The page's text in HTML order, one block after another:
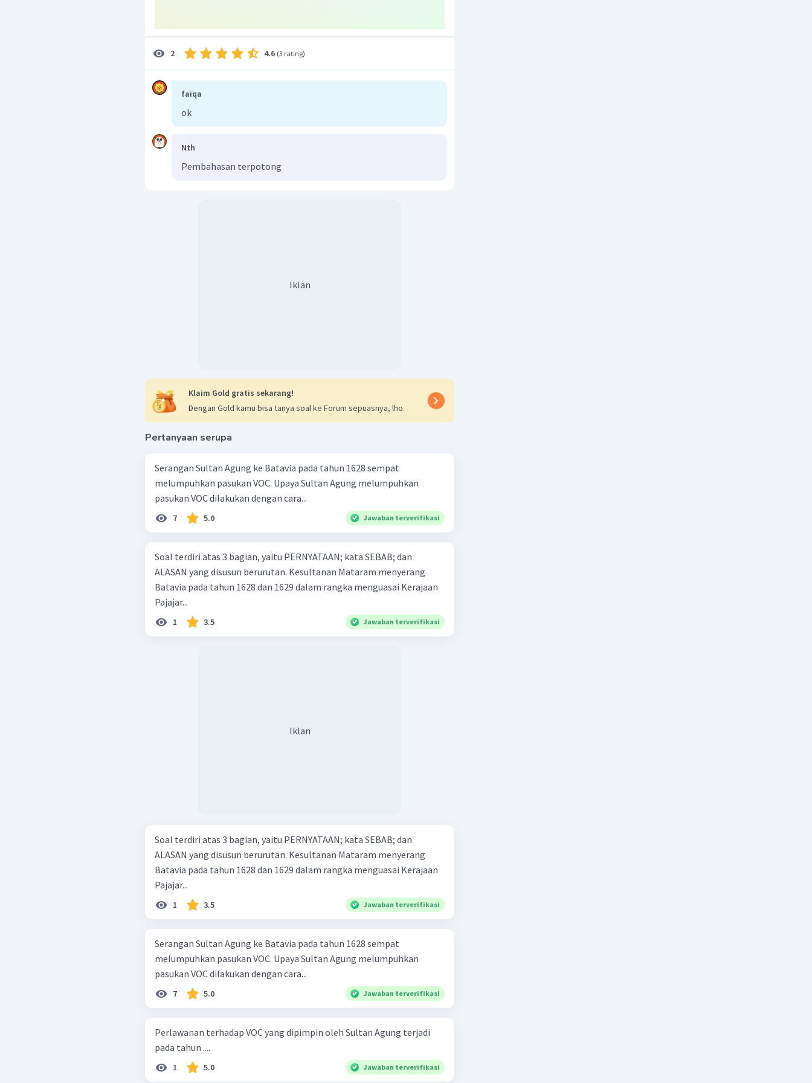
2 4.6 (3 rating)
faiqa
ok
Nth
Pembahasan terpotong
Iklan
Klaim Gold gratis sekarang!
Dengan Gold kamu bisa tanya soal ke Forum sepuasnya, lho.
Pertanyaan serupa
Serangan Sultan Agung ke Batavia pada tahun 1628 sempat
melumpuhkan pasukan VOC. Upaya Sultan Agung melumpuhkan
pasukan VOC dilakukan dengan cara...
7 5.0 Jawaban terverifikasi
Soal terdiri atas 3 bagian, yaitu PERNYATAAN; kata SEBAB; dan
ALASAN yang disusun berurutan. Kesultanan Mataram menyerang
Batavia pada tahun 1628 dan 1629 dalam rangka menguasai Kerajaan
Pajajar...
1 3.5 Jawaban terverifikasi
Iklan
Soal terdiri atas 3 bagian, yaitu PERNYATAAN; kata SEBAB; dan
ALASAN yang disusun berurutan. Kesultanan Mataram menyerang
Batavia pada tahun 1628 dan 1629 dalam rangka menguasai Kerajaan
Pajajar...
1 3.5 Jawaban terverifikasi
Serangan Sultan Agung ke Batavia pada tahun 1628 sempat
melumpuhkan pasukan VOC. Upaya Sultan Agung melumpuhkan
pasukan VOC dilakukan dengan cara...
7 5.0 Jawaban terverifikasi
Perlawanan terhadap VOC yang dipimpin oleh Sultan Agung terjadi
pada tahun ....
1 5.0 Jawaban terverifikasi